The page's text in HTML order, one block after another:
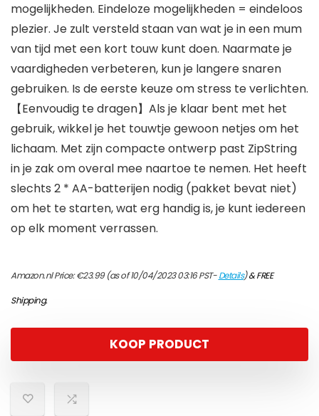
mogelijkheden. Eindeloze mogelijkheden = eindeloos
plezier. Je zult versteld staan ​​van wat je in een mum
van tijd met een kort touw kunt doen. Naarmate je
vaardigheden verbeteren, kun je langere snaren
gebruiken. Is de eerste keuze om stress te verlichten.
【Eenvoudig te dragen】Als je klaar bent met het
gebruik, wikkel je het touwtje gewoon netjes om het
lichaam. Met zijn compacte ontwerp past ZipString
in je zak om overal mee naartoe te nemen. Het heeft
slechts 2 * AA-batterijen nodig (pakket bevat niet)
om het te starten, wat erg handig is, je kunt iedereen
op elk moment verrassen.
Amazon.nl Price:€23.99(as of 10/04/2023 03:16 PST-Details)&FREE
Shipping.
KOOP PRODUCT